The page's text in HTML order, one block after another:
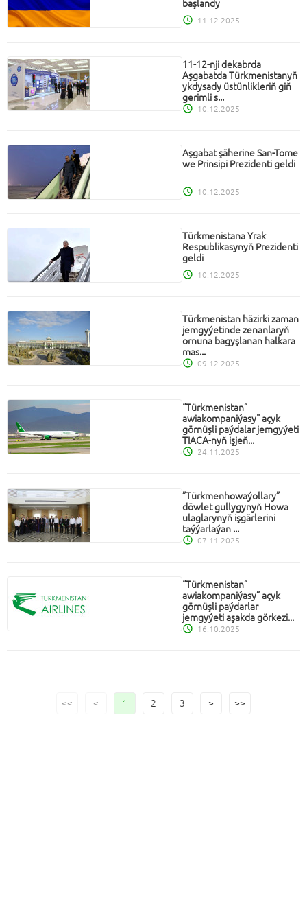
başlandy
11.12.2025
11-12-nji dekabrda
Aşgabatda Türkmenistanyň
ykdysady üstünlikleriň giň
gerimli s...
10.12.2025
Aşgabat şäherine San-Tome
we Prinsipi Prezidenti geldi
10.12.2025
Türkmenistana Yrak
Respublikasynyň Prezidenti
geldi
10.12.2025
Türkmenistan häzirki zaman
jemgyýetinde zenanlaryň
ornuna bagyşlanan halkara
mas...
09.12.2025
“Türkmenistan”
awiakompaniýasy" açyk
görnüşli paýdalar jemgyýeti
TIACA-nyň işjeň...
24.11.2025
”Türkmenhowaýollary”
döwlet gullygynyň Howa
ulaglarynyň işgärlerini
taýýarlaýan ...
07.11.2025
“Türkmenistan”
awiakompaniýasy” açyk
görnüşli paýdarlar
jemgyýeti aşakda görkezi...
16.10.2025
<< < 1 2 3 > >>